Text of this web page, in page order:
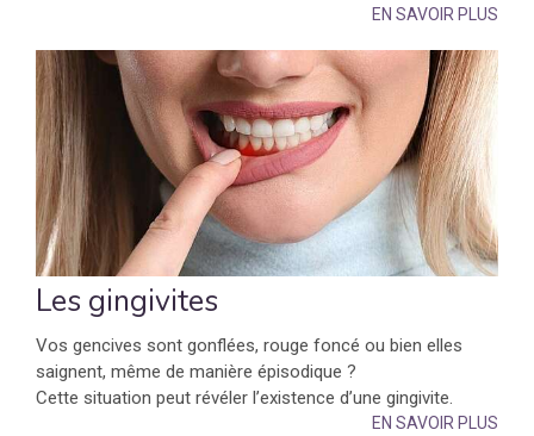
EN SAVOIR PLUS
Les gingivites
Vos gencives sont gonflées, rouge foncé ou bien elles
saignent, même de manière épisodique ?
Cette situation peut révéler l’existence d’une gingivite.
EN SAVOIR PLUS